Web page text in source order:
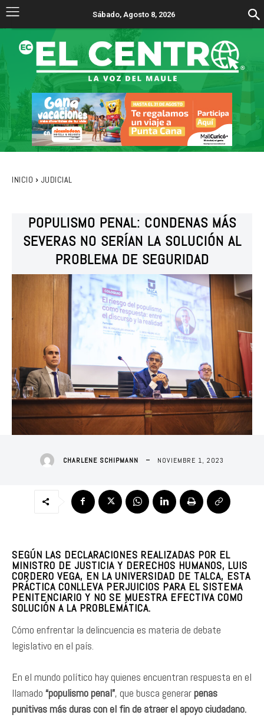
Sábado, Agosto 8, 2026
INICIO JUDICIAL
POPULISMO PENAL: CONDENAS MÁS
SEVERAS NO SERÍAN LA SOLUCIÓN AL
PROBLEMA DE SEGURIDAD
CHARLENE SCHIPMANN NOVIEMBRE 1, 2023
SEGÚN LAS DECLARACIONES REALIZADAS POR EL
MINISTRO DE JUSTICIA Y DERECHOS HUMANOS, LUIS
CORDERO VEGA, EN LA UNIVERSIDAD DE TALCA, ESTA
PRÁCTICA CONLLEVA PERJUICIOS PARA EL SISTEMA
PENITENCIARIO Y NO SE MUESTRA EFECTIVA COMO
SOLUCIÓN A LA PROBLEMÁTICA.
Cómo enfrentar la delincuencia es materia de debate
legislativo en el país.
En el mundo político hay quienes encuentran respuesta en el
llamado “populismo penal”, que busca generarpenas
punitivas más duras con el fin de atraer el apoyo ciudadano.